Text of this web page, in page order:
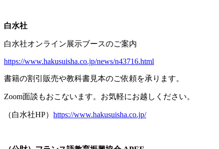
白水社
白水社オンライン展示ブースのご案内
https://www.hakusuisha.co.jp/news/n43716.html
書籍の割引販売や教科書見本のご依頼を承ります。
Zoom面談もおこないます。お気軽にお越しください。
（白水社HP） https://www.hakusuisha.co.jp/